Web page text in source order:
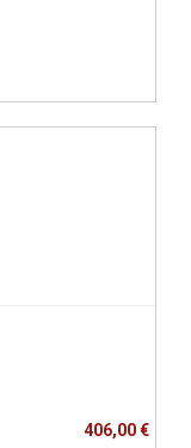
406,00€